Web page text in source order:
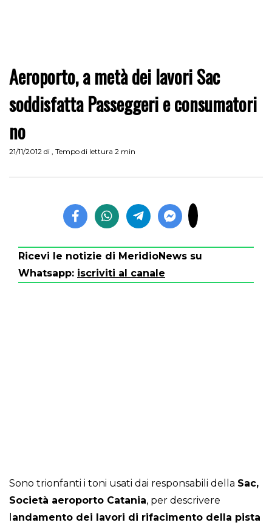
Aeroporto, a metà dei lavori Sac
soddisfatta Passeggeri e consumatori
no
21/11/2012 di , Tempo di lettura 2 min
Ricevi le notizie di MeridioNews su
Whatsapp: iscriviti al canale
Sono trionfanti i toni usati dai responsabili della Sac,
Società aeroporto Catania, per descrivere
andamento dei lavori di rifacimento della pista